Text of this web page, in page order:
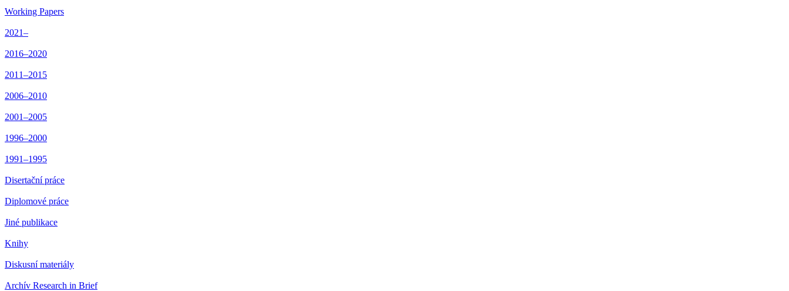
Working Papers
2021–
2016–2020
2011–2015
2006–2010
2001–2005
1996–2000
1991–1995
Disertační práce
Diplomové práce
Jiné publikace
Knihy
Diskusní materiály
Archív Research in Brief